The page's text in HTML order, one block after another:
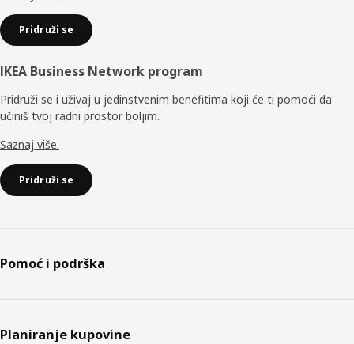
Pridruži se
IKEA Business Network program
Pridruži se i uživaj u jedinstvenim benefitima koji će ti pomoći da
učiniš tvoj radni prostor boljim.
Saznaj više.
Pridruži se
Pomoć i podrška
Planiranje kupovine